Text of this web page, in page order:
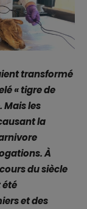
transformé
« tigre de
Mais les
la
À
du siècle
été
et des